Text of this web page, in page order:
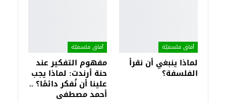
آفاق فلسفيّة‎
لماذا ينبغي أن نقرأ
الفلسفة؟
آفاق فلسفيّة‎
مفهوم التفكير عند
حنة أرندت: لماذا يجب
علينا أن نُفكر دائمًا؟ ..
أحمد مصطفى